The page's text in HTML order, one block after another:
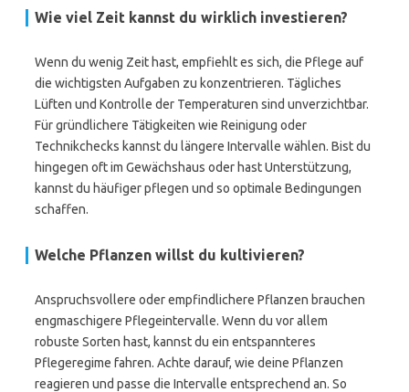
Wie viel Zeit kannst du wirklich investieren?
Wenn du wenig Zeit hast, empfiehlt es sich, die Pflege auf
die wichtigsten Aufgaben zu konzentrieren. Tägliches
Lüften und Kontrolle der Temperaturen sind unverzichtbar.
Für gründlichere Tätigkeiten wie Reinigung oder
Technikchecks kannst du längere Intervalle wählen. Bist du
hingegen oft im Gewächshaus oder hast Unterstützung,
kannst du häufiger pflegen und so optimale Bedingungen
schaffen.
Welche Pflanzen willst du kultivieren?
Anspruchsvollere oder empfindlichere Pflanzen brauchen
engmaschigere Pflegeintervalle. Wenn du vor allem
robuste Sorten hast, kannst du ein entspannteres
Pflegeregime fahren. Achte darauf, wie deine Pflanzen
reagieren und passe die Intervalle entsprechend an. So